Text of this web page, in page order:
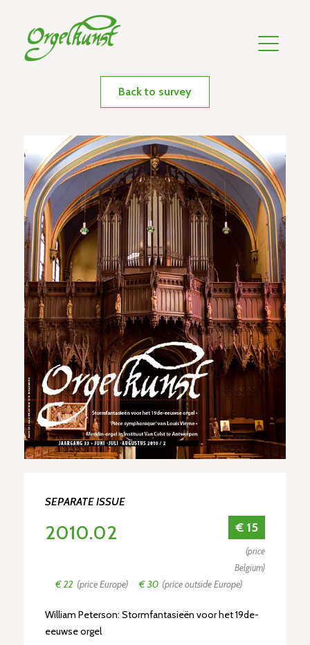
Back to survey
SEPARATE ISSUE
2010.02 € 15
(price
Belgium)
€ 22 (price Europe) € 30 (price outside Europe)
William Peterson: Stormfantasieën voor het 19de-
eeuwse orgel